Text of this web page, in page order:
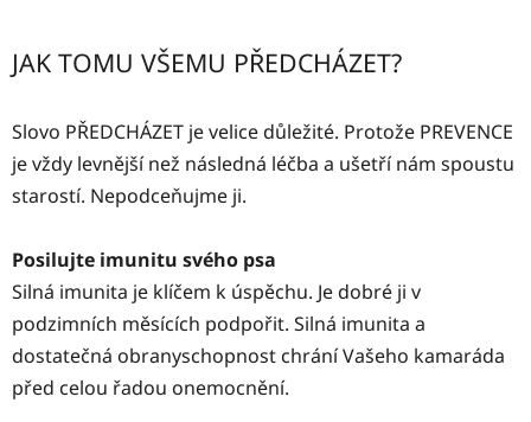
JAK TOMU VŠEMU PŘEDCHÁZET?
Slovo PŘEDCHÁZET je velice důležité. Protože PREVENCE
je vždy levnější než následná léčba a ušetří nám spoustu
starostí. Nepodceňujme ji.
Posilujte imunitu svého psa
Silná imunita je klíčem k úspěchu. Je dobré ji v
podzimních měsících podpořit. Silná imunita a
dostatečná obranyschopnost chrání Vašeho kamaráda
před celou řadou onemocnění.